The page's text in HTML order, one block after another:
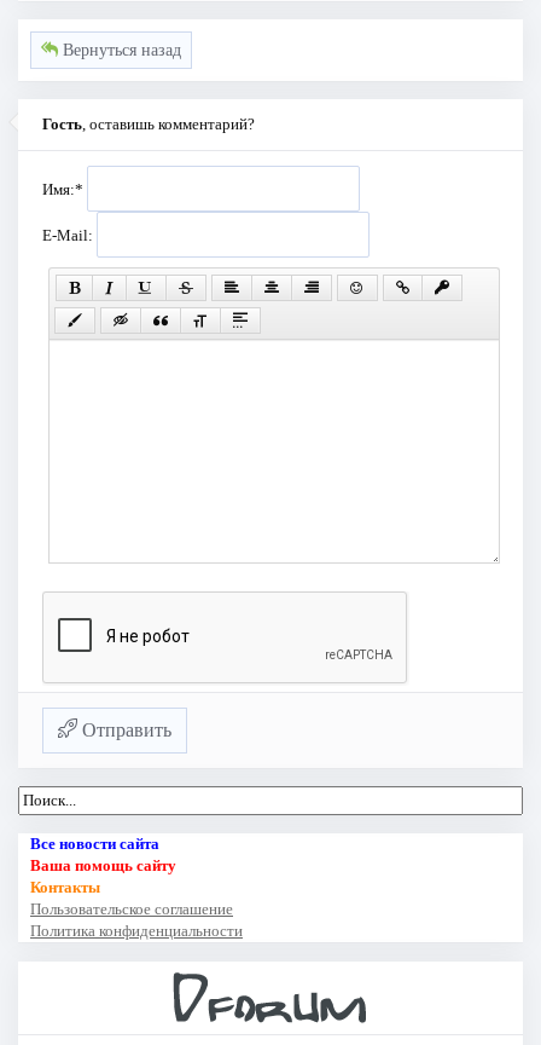
Вернуться назад
Гость , оставишь комментарий?
Имя:*
E-Mail:
Отправить
Все новости сайта
Ваша помощь сайту
Контакты
Пользовательское соглашение
Политика конфиденциальности